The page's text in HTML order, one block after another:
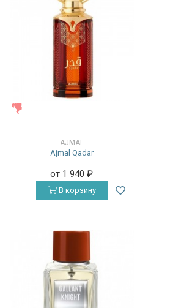
AJMAL
Ajmal Qadar
от 1 940₽
В корзину